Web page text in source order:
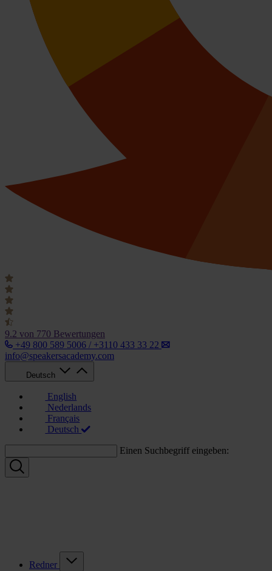
9.2 von 770 Bewertungen
+49 800 589 5006 / +3110 433 33 22
info@speakersacademy.com
Deutsch
English
Nederlands
Français
Deutsch
Einen Suchbegriff eingeben:
Redner